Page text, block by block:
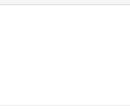
1073-2, EN 14126, EN ISO 20471, RIS-